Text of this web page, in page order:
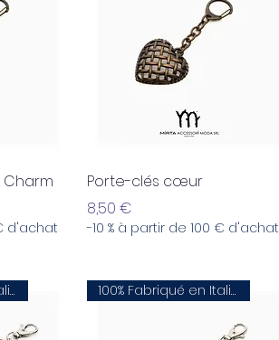
Charm
d'achat
Aperçu rapide
Porte-clés cœur
Prix
8,50 €
-10 % à partir de 100 € d'achat
100% Fabriqué en Italie 100% Fabriqué en Italie